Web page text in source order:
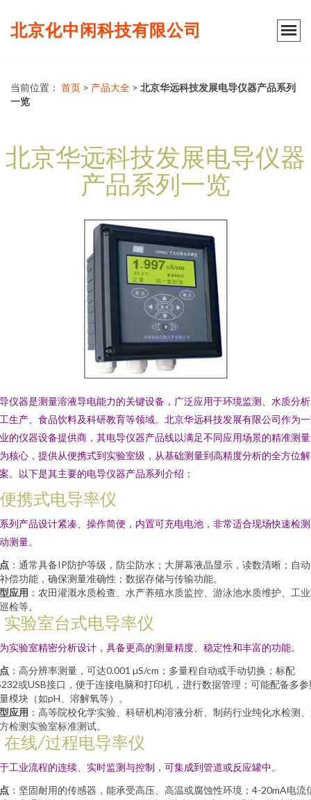
北京化中闲科技有限公司
当前位置： 首页 > 产品大全 > 北京华远科技发展电导仪器产品系列
一览
北京华远科技发展电导仪器
产品系列一览
仪器是测量溶液导电能力的关键设备，广泛应用于环境监测、水质分
生产、食品饮料及科研教育等领域。北京华远科技发展有限公司作为
的仪器设备提供商，其电导仪器产品线以满足不同应用场景的精准测
核心，提供从便携式到实验室级，从基础测量到高精度分析的全方位
。以下是其主要的电导仪器产品系列介绍：
便携式电导率仪
列产品设计紧凑、操作简便，内置可充电电池，非常适合现场快速检
测量。
：通常具备IP防护等级，防尘防水；大屏幕液晶显示，读数清晰；自
偿功能，确保测量准确性；数据存储与传输功能。
应用 ：农田灌溉水质检查、水产养殖水质监控、游泳池水质维护、工
检等。
实验室台式电导率仪
实验室精密分析设计，具备更高的测量精度、稳定性和丰富的功能。
：高分辨率测量，可达0.001 µS/cm；多量程自动或手动切换；标配
或USB接口，便于连接电脑和打印机，进行数据管理；可能配备多参
模块（如pH、溶解氧等）。
应用 ：高等院校化学实验、科研机构溶液分析、制药行业纯化水检测
检测实验室标准测试。
在线/过程电导率仪
工业流程的连续、实时监测与控制，可集成到管道或反应罐中。
：坚固耐用的传感器，能承受高压、高温或腐蚀性环境；4-20mA电流